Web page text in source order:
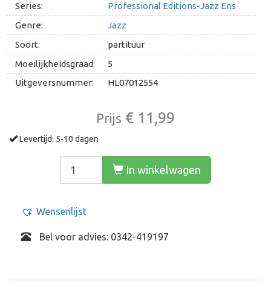
Series:
Professional Editions-Jazz Ens
Genre:
Jazz
Soort:
partituur
Moeilijkheidsgraad:
5
Uitgeversnummer:
HL07012554
Prijs € 11,99
Levertijd: 5-10 dagen
In winkelwagen
Wensenlijst
Bel voor advies: 0342-419197